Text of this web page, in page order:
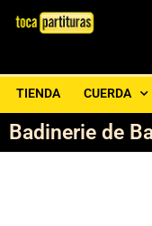
TIENDA CUERDA
Badinerie de